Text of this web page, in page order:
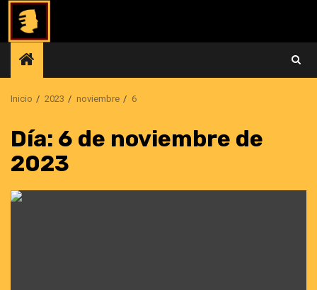
Saltar
contenido
Inicio 2023 noviembre 6
Día: 6 de noviembre de
2023